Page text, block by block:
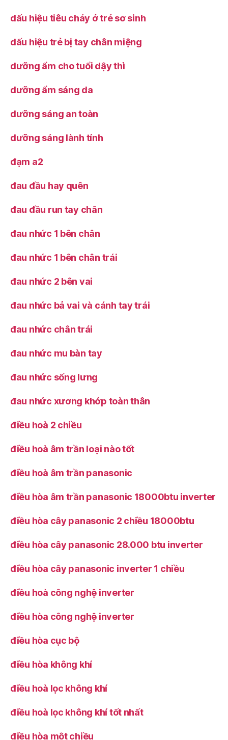
dấu hiệu tiêu chảy ở trẻ sơ sinh
dấu hiệu trẻ bị tay chân miệng
dưỡng ẩm cho tuổi dậy thì
dưỡng ẩm sáng da
dưỡng sáng an toàn
dưỡng sáng lành tính
đạm a2
đau đầu hay quên
đau đầu run tay chân
đau nhức 1 bên chân
đau nhức 1 bên chân trái
đau nhức 2 bên vai
đau nhức bả vai và cánh tay trái
đau nhức chân trái
đau nhức mu bàn tay
đau nhức sống lưng
đau nhức xương khớp toàn thân
điều hoà 2 chiều
điều hoà âm trần loại nào tốt
điều hoà âm trần panasonic
điều hòa âm trần panasonic 18000btu inverter
điều hòa cây panasonic 2 chiều 18000btu
điều hòa cây panasonic 28.000 btu inverter
điều hòa cây panasonic inverter 1 chiều
điều hoà công nghệ inverter
điều hòa công nghệ inverter
điều hòa cục bộ
điều hòa không khí
điều hoà lọc không khí
điều hoà lọc không khí tốt nhất
điều hòa một chiều